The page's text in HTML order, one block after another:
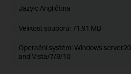
Jazyk: Angličtina
Velikost souboru: 71.91 MB
Operační systém: Windows
and Vista/7/8/10